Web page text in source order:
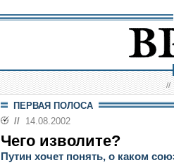
//
ПЕРВАЯ ПОЛОСА
// 14.08.2002
Чего изволите?
Путин хочет понять, о каком